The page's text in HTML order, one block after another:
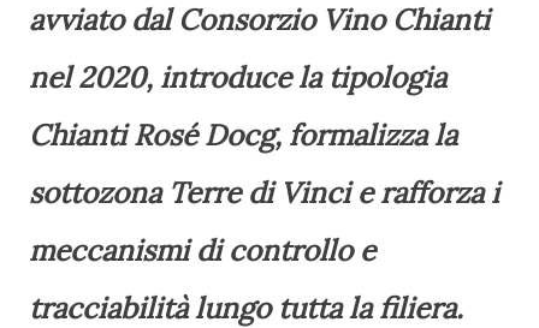
avviato dal Consorzio Vino Chianti
nel 2020, introduce la tipologia
Chianti Rosé Docg, formalizza la
sottozona Terre di Vinci e rafforza i
meccanismi di controllo e
tracciabilità lungo tutta la filiera.